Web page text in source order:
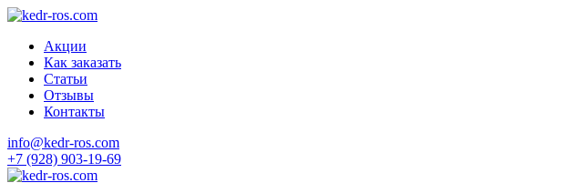
Акции
Как заказать
Статьи
Отзывы
Контакты
info@kedr-ros.com
+7 (928) 903-19-69